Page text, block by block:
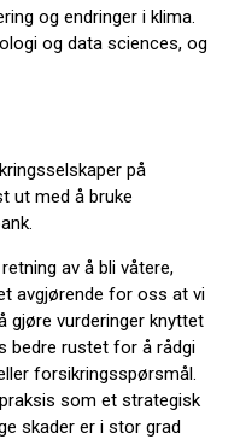
og endringer i klima.
og data sciences, og
på
ut med å bruke
av å bli våtere,
avgjørende for oss at vi
gjøre vurderinger knyttet
bedre rustet for å rådgi
forsikringsspørsmål.
som et strategisk
skader er i stor grad